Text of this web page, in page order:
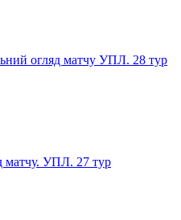
огляд матчу УПЛ. 28 тур
матчу. УПЛ. 27 тур